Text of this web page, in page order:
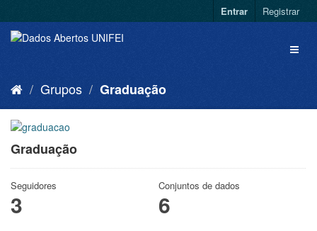
Entrar Registrar
Grupos Graduação
Graduação
Seguidores
3
Conjuntos de dados
6